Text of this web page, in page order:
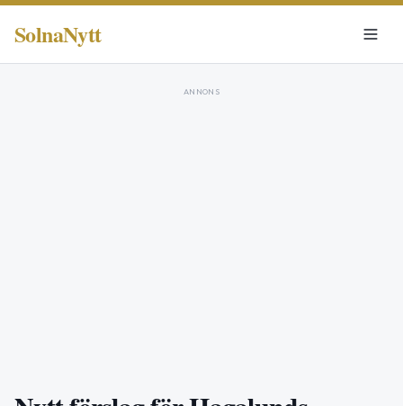
SolnaNytt
ANNONS